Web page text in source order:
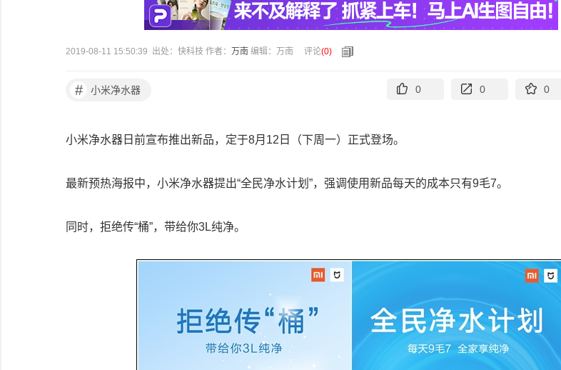
2019-08-11 15:50:39 出处：快科技 作者： 万南 编辑：万南 评论(0)
# 小米净水器 0 0 0
小米净水器日前宣布推出新品，定于8月12日（下周一）正式登场。
最新预热海报中，小米净水器提出“全民净水计划”，强调使用新品每天的成本只有9毛7。
同时，拒绝传“桶”，带给你3L纯净。